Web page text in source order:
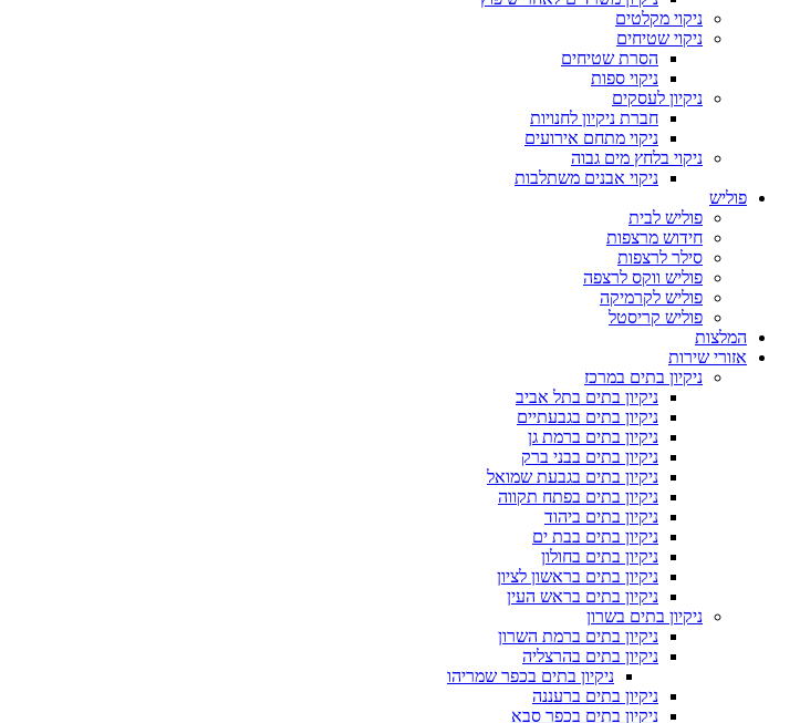
ניקוי מקלטים
ניקוי שטיחים
הסרת שטיחים
ניקוי ספות
ניקיון לעסקים
חברת ניקיון לחנויות
ניקוי מתחם אירועים
ניקוי בלחץ מים גבוה
ניקוי אבנים משתלבות
פוליש
פוליש לבית
חידוש מרצפות
סילר לרצפות
פוליש ווקס לרצפה
פוליש לקרמיקה
פוליש קריסטל
המלצות
אזורי שירות
ניקיון בתים במרכז
ניקיון בתים בתל אביב
ניקיון בתים בגבעתיים
ניקיון בתים ברמת גן
ניקיון בתים בבני ברק
ניקיון בתים בגבעת שמואל
ניקיון בתים בפתח תקווה
ניקיון בתים ביהוד
ניקיון בתים בבת ים
ניקיון בתים בחולון
ניקיון בתים בראשון לציון
ניקיון בתים בראש העין
ניקיון בתים בשרון
ניקיון בתים ברמת השרון
ניקיון בתים בהרצליה
ניקיון בתים בכפר שמריהו
ניקיון בתים ברעננה
ניקיון בתים בכפר סבא